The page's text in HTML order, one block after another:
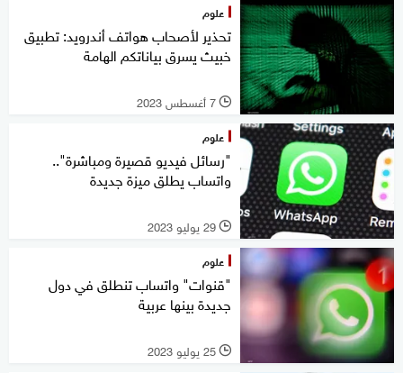
علوم
تحذير لأصحاب هواتف أندرويد: تطبيق
خبيث يسرق بياناتكم الهامة
l 7 أغسطس 2023
علوم
"رسائل فيديو قصيرة ومباشرة"..
واتساب يطلق ميزة جديدة
l 29 يوليو 2023
علوم
"قنوات" واتساب تنطلق في دول
جديدة بينها عربية
l 25 يوليو 2023